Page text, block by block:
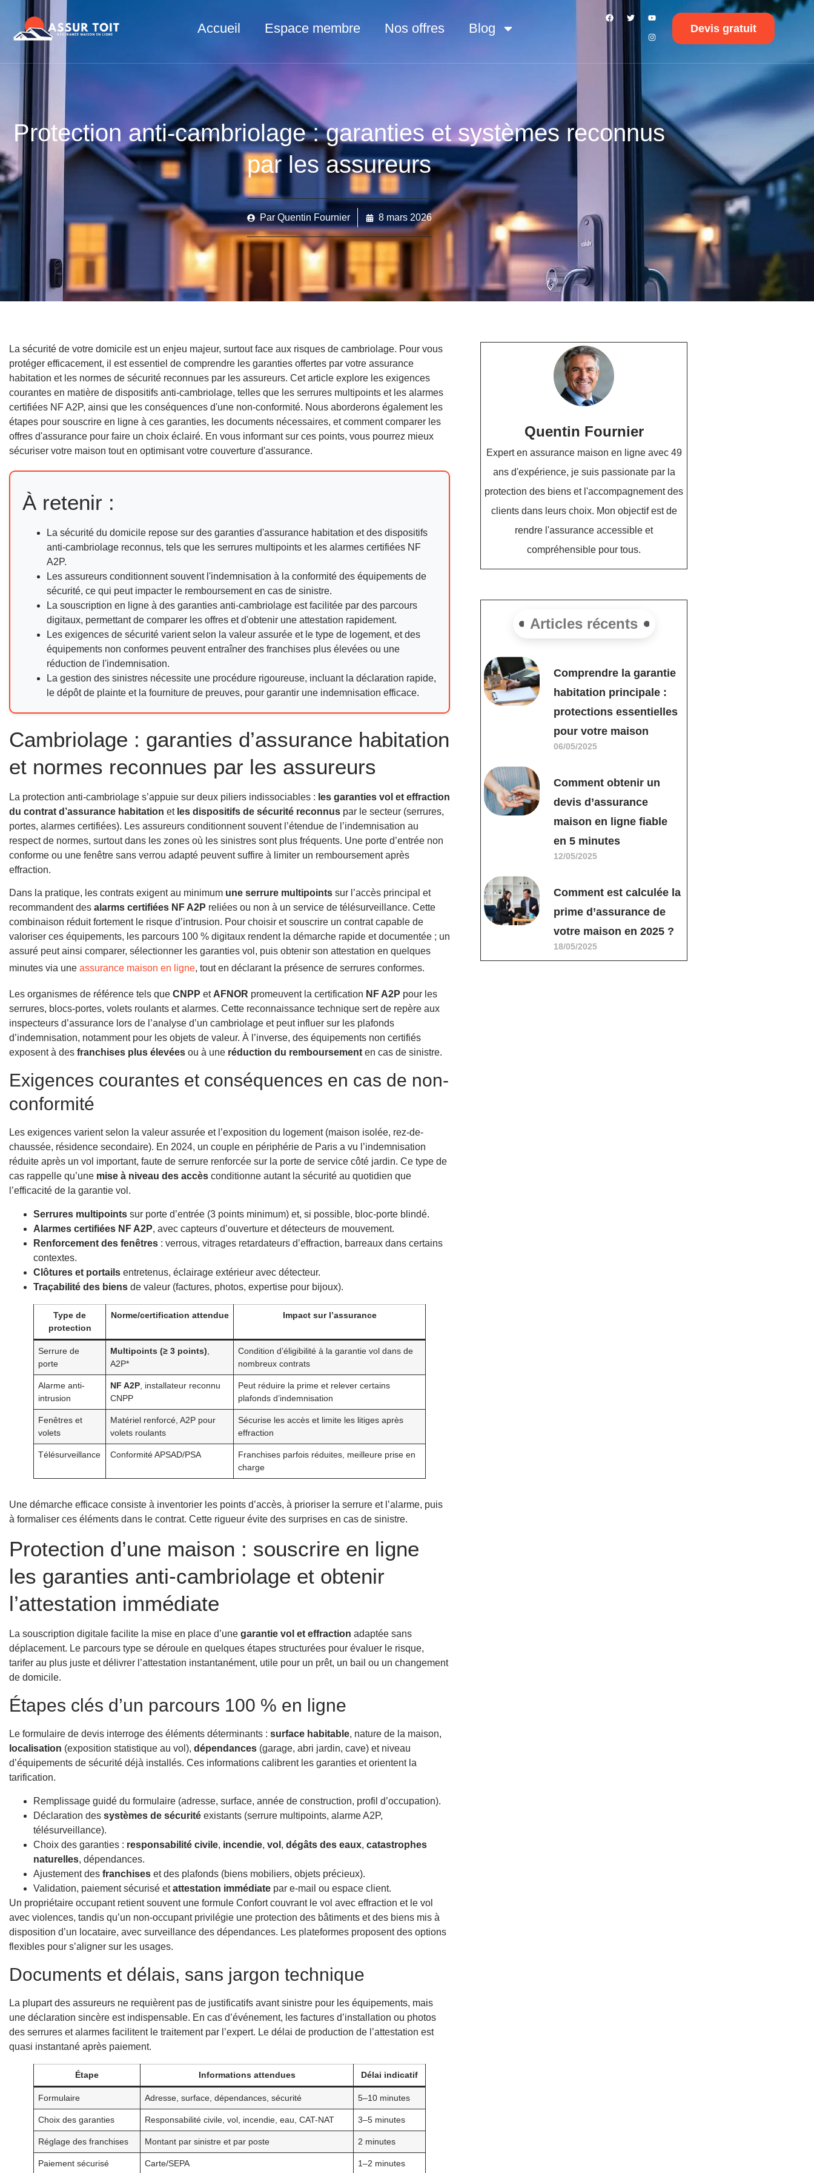
Accueil Espace membre Nos offres Blog Devis gratuit
Protection anti-cambriolage : garanties et systèmes reconnus
par les assureurs
ParQuentin Fournier 8 mars 2026
La sécurité de votre domicile est un enjeu majeur, surtout face aux risques de cambriolage. Pour vous
protéger efficacement, il est essentiel de comprendre les garanties offertes par votre assurance
habitation et les normes de sécurité reconnues par les assureurs. Cet article explore les exigences
courantes en matière de dispositifs anti-cambriolage, telles que les serrures multipoints et les alarmes
certifiées NF A2P, ainsi que les conséquences d'une non-conformité. Nous aborderons également les
étapes pour souscrire en ligne à ces garanties, les documents nécessaires, et comment comparer les
offres d'assurance pour faire un choix éclairé. En vous informant sur ces points, vous pourrez mieux
sécuriser votre maison tout en optimisant votre couverture d'assurance.
À retenir :
La sécurité du domicile repose sur des garanties d'assurance habitation et des dispositifs
anti-cambriolage reconnus, tels que les serrures multipoints et les alarmes certifiées NF
A2P.
Les assureurs conditionnent souvent l'indemnisation à la conformité des équipements de
sécurité, ce qui peut impacter le remboursement en cas de sinistre.
La souscription en ligne à des garanties anti-cambriolage est facilitée par des parcours
digitaux, permettant de comparer les offres et d'obtenir une attestation rapidement.
Les exigences de sécurité varient selon la valeur assurée et le type de logement, et des
équipements non conformes peuvent entraîner des franchises plus élevées ou une
réduction de l'indemnisation.
La gestion des sinistres nécessite une procédure rigoureuse, incluant la déclaration rapide,
le dépôt de plainte et la fourniture de preuves, pour garantir une indemnisation efficace.
Cambriolage : garanties d’assurance habitation
et normes reconnues par les assureurs
La protection anti-cambriolage s’appuie sur deux piliers indissociables : les garanties vol et effraction
du contrat d’assurance habitation et les dispositifs de sécurité reconnus par le secteur (serrures,
portes, alarmes certifiées). Les assureurs conditionnent souvent l’étendue de l’indemnisation au
respect de normes, surtout dans les zones où les sinistres sont plus fréquents. Une porte d’entrée non
conforme ou une fenêtre sans verrou adapté peuvent suffire à limiter un remboursement après
effraction.
Dans la pratique, les contrats exigent au minimum une serrure multipoints sur l’accès principal et
recommandent des alarms certifiées NF A2P reliées ou non à un service de télésurveillance. Cette
combinaison réduit fortement le risque d’intrusion. Pour choisir et souscrire un contrat capable de
valoriser ces équipements, les parcours 100 % digitaux rendent la démarche rapide et documentée ; un
assuré peut ainsi comparer, sélectionner les garanties vol, puis obtenir son attestation en quelques
minutes via une assurance maison en ligne, tout en déclarant la présence de serrures conformes.
Les organismes de référence tels que CNPP et AFNOR promeuvent la certification NF A2P pour les
serrures, blocs-portes, volets roulants et alarmes. Cette reconnaissance technique sert de repère aux
inspecteurs d’assurance lors de l’analyse d’un cambriolage et peut influer sur les plafonds
d’indemnisation, notamment pour les objets de valeur. À l’inverse, des équipements non certifiés
exposent à des franchises plus élevées ou à une réduction du remboursement en cas de sinistre.
Exigences courantes et conséquences en cas de non-
conformité
Les exigences varient selon la valeur assurée et l’exposition du logement (maison isolée, rez-de-
chaussée, résidence secondaire). En 2024, un couple en périphérie de Paris a vu l’indemnisation
réduite après un vol important, faute de serrure renforcée sur la porte de service côté jardin. Ce type de
cas rappelle qu’une mise à niveau des accès conditionne autant la sécurité au quotidien que
l’efficacité de la garantie vol.
Serrures multipoints sur porte d’entrée (3 points minimum) et, si possible, bloc-porte blindé.
Alarmes certifiées NF A2P, avec capteurs d’ouverture et détecteurs de mouvement.
Renforcement des fenêtres : verrous, vitrages retardateurs d’effraction, barreaux dans certains
contextes.
Clôtures et portails entretenus, éclairage extérieur avec détecteur.
Traçabilité des biens de valeur (factures, photos, expertise pour bijoux).
Type de
protection
Norme/certification attendue Impact sur l’assurance
Serrure de
porte
Multipoints (≥ 3 points)
A2P*
Condition d’éligibilité à la garantie vol dans de
nombreux contrats
Alarme anti-
intrusion
NF A2P , installateur reconnu
CNPP
Peut réduire la prime et relever certains
plafonds d’indemnisation
Fenêtres et
volets
Matériel renforcé, A2P pour
volets roulants
Sécurise les accès et limite les litiges après
effraction
Télésurveillance Conformité APSAD/PSA
Franchises parfois réduites, meilleure prise en
charge
Une démarche efficace consiste à inventorier les points d’accès, à prioriser la serrure et l’alarme, puis
à formaliser ces éléments dans le contrat. Cette rigueur évite des surprises en cas de sinistre.
Protection d’une maison : souscrire en ligne
les garanties anti-cambriolage et obtenir
l’attestation immédiate
La souscription digitale facilite la mise en place d’une garantie vol et effraction adaptée sans
déplacement. Le parcours type se déroule en quelques étapes structurées pour évaluer le risque,
tarifer au plus juste et délivrer l’attestation instantanément, utile pour un prêt, un bail ou un changement
de domicile.
Étapes clés d’un parcours 100 % en ligne
Le formulaire de devis interroge des éléments déterminants : surface habitable, nature de la maison,
localisation (exposition statistique au vol), dépendances (garage, abri jardin, cave) et niveau
d’équipements de sécurité déjà installés. Ces informations calibrent les garanties et orientent la
tarification.
Remplissage guidé du formulaire (adresse, surface, année de construction, profil d’occupation).
Déclaration des systèmes de sécurité existants (serrure multipoints, alarme A2P,
télésurveillance).
Choix des garanties : responsabilité civile, incendie, vol , dégâts des eaux, catastrophes
naturelles, dépendances.
Ajustement des franchises et des plafonds (biens mobiliers, objets précieux).
Validation, paiement sécurisé etattestation immédiate par e-mail ou espace client.
Un propriétaire occupant retient souvent une formule Confort couvrant le vol avec effraction et le vol
avec violences, tandis qu’un non-occupant privilégie une protection des bâtiments et des biens mis à
disposition d’un locataire, avec surveillance des dépendances. Les plateformes proposent des options
flexibles pour s’aligner sur les usages.
Documents et délais, sans jargon technique
La plupart des assureurs ne requièrent pas de justificatifs avant sinistre pour les équipements, mais
une déclaration sincère est indispensable. En cas d’événement, les factures d’installation ou photos
des serrures et alarmes facilitent le traitement par l’expert. Le délai de production de l’attestation est
quasi instantané après paiement.
Étape Informations attendues Délai indicatif
Formulaire Adresse, surface, dépendances, sécurité 5–10 minutes
Choix des garanties Responsabilité civile, vol, incendie, eau, CAT-NAT 3–5 minutes
Réglage des franchises Montant par sinistre et par poste 2 minutes
Paiement sécurisé Carte/SEPA 1–2 minutes
Quentin Fournier
Expert en assurance maison en ligne avec 49
ans d'expérience, je suis passionate par la
protection des biens et l'accompagnement des
clients dans leurs choix. Mon objectif est de
rendre l'assurance accessible et
compréhensible pour tous.
Articles récents
Comprendre la garantie
habitation principale :
protections essentielles
pour votre maison
06/05/2025
Comment obtenir un
devis d’assurance
maison en ligne fiable
en 5 minutes
12/05/2025
Comment est calculée la
prime d’assurance de
votre maison en 2025 ?
18/05/2025